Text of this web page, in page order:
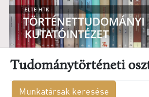
Tudománytörténeti
Munkatársak keresése